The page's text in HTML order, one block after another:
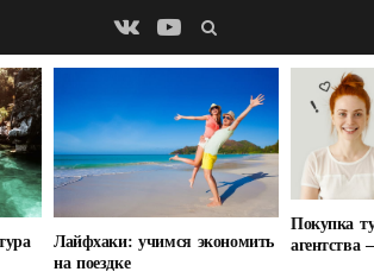
Лайфхаки: учимся экономить
на поездке
Покупка
агентства